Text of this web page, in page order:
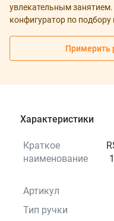
увлекательным
конфигуратор по
Примерить
Характеристики
Краткое
наименование
Артикул
Тип ручки